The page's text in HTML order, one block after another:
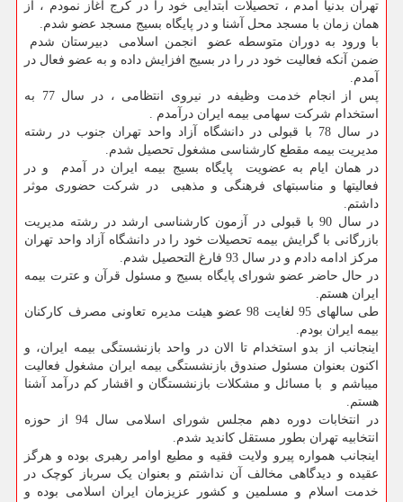
تهران بدنیا آمدم ، تحصیلات ابتدایی خود را در کرج آغاز نمودم ، از
همان زمان با مسجد محل آشنا و در پایگاه بسیج مسجد عضو شدم.
با ورود به دوران متوسطه عضو انجمن اسلامی دبیرستان شدم
ضمن آنکه فعالیت خود در را در بسیج افزایش داده و به عضو فعال در
آمدم.
پس از انجام خدمت وظیفه در نیروی انتظامی ، در سال 77 به
استخدام شرکت سهامی بیمه ایران درآمدم .
در سال 78 با قبولی در دانشگاه آزاد واحد تهران جنوب در رشته
مدیریت بیمه مقطع کارشناسی مشغول تحصیل شدم.
در همان ایام به عضویت پایگاه بسیج بیمه ایران در آمدم و در
فعالیتها و مناسبتهای فرهنگی و مذهبی در شرکت حضوری موثر
داشتم.
در سال 90 با قبولی در آزمون کارشناسی ارشد در رشته مدیریت
بازرگانی با گرایش بیمه تحصیلات خود را در دانشگاه آزاد واحد تهران
مرکز ادامه دادم و در سال 93 فارغ التحصیل شدم.
در حال حاضر عضو شورای پایگاه بسیج و مسئول قرآن و عترت بیمه
ایران هستم.
طی سالهای 95 لغایت 98 عضو هیئت مدیره تعاونی مصرف کارکنان
بیمه ایران بودم.
اینجانب از بدو استخدام تا الان در واحد بازنشستگی بیمه ایران، و
اکنون بعنوان مسئول صندوق بازنشستگی بیمه ایران مشغول فعالیت
میباشم و با مسائل و مشکلات بازنشستگان و اقشار کم درآمد آشنا
هستم.
در انتخابات دوره دهم مجلس شورای اسلامی سال 94 از حوزه
انتخابیه تهران بطور مستقل کاندید شدم.
اینجانب همواره پیرو ولایت فقیه و مطیع اوامر رهبری بوده و هرگز
عقیده و دیدگاهی مخالف آن نداشتم و بعنوان یک سرباز کوچک در
خدمت اسلام و مسلمین و کشور عزیزمان ایران اسلامی بوده و